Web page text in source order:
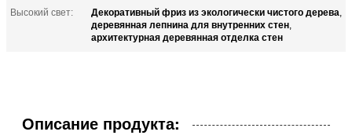
Высокий свет:
Декоративный фриз из экологически чистого дерева,
деревянная лепнина для внутренних стен,
архитектурная деревянная отделка стен
Описание продукта: